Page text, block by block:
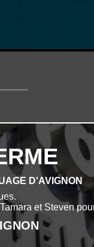
D'AVIGNON
et Steven